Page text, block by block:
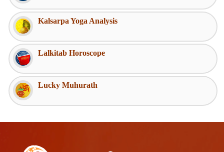
Kalsarpa Yoga Analysis
Lalkitab Horoscope
Lucky Muhurath